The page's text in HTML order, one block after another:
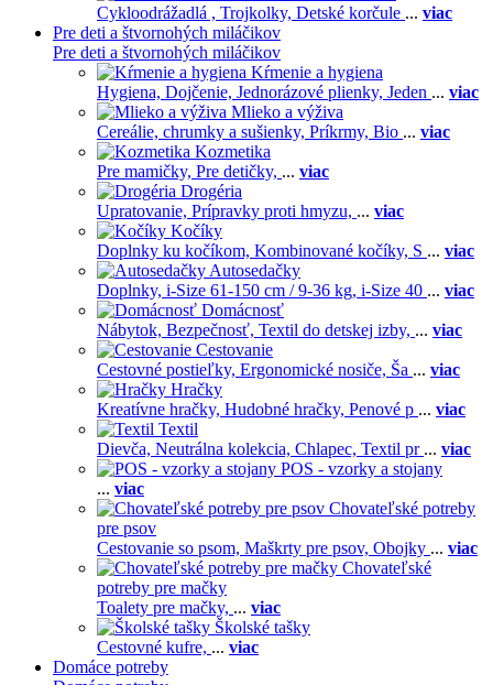
Cykloodrážadlá , Trojkolky, Detské korčule ... viac
Pre deti a štvornohých miláčikov
Pre deti a štvornohých miláčikov
Kŕmenie a hygiena
Hygiena, Dojčenie, Jednorázové plienky, Jeden ... viac
Mlieko a výživa
Cereálie, chrumky a sušienky, Príkrmy, Bio ... viac
Kozmetika
Pre mamičky, Pre detičky, ... viac
Drogéria
Upratovanie, Prípravky proti hmyzu, ... viac
Kočíky
Doplnky ku kočíkom, Kombinované kočíky, S ... viac
Autosedačky
Doplnky, i-Size 61-150 cm / 9-36 kg, i-Size 40 ... viac
Domácnosť
Nábytok, Bezpečnosť, Textil do detskej izby, ... viac
Cestovanie
Cestovné postieľky, Ergonomické nosiče, Ša ... viac
Hračky
Kreatívne hračky, Hudobné hračky, Penové p ... viac
Textil
Dievča, Neutrálna kolekcia, Chlapec, Textil pr ... viac
POS - vzorky a stojany
... viac
Chovateľské potreby
pre psov
Cestovanie so psom, Maškrty pre psov, Obojky ... viac
Chovateľské
potreby pre mačky
Toalety pre mačky, ... viac
Školské tašky
Cestovné kufre, ... viac
Domáce potreby